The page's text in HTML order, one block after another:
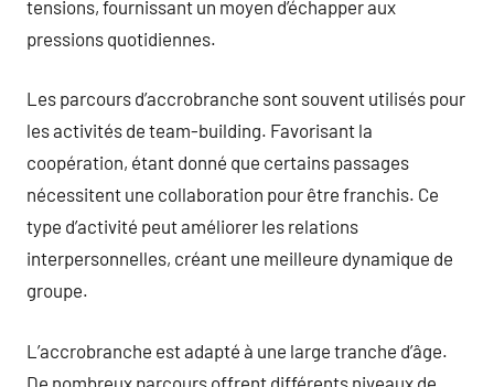
tensions, fournissant un moyen d’échapper aux
pressions quotidiennes.
Les parcours d’accrobranche sont souvent utilisés pour
les activités de team-building. Favorisant la
coopération, étant donné que certains passages
nécessitent une collaboration pour être franchis. Ce
type d’activité peut améliorer les relations
interpersonnelles, créant une meilleure dynamique de
groupe.
L’accrobranche est adapté à une large tranche d’âge.
De nombreux parcours offrent différents niveaux de